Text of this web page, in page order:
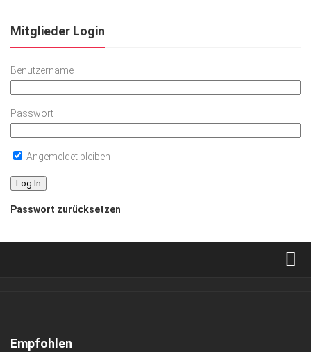
Mitglieder Login
Benutzername
Passwort
Angemeldet bleiben
Passwort zurücksetzen
Kontakt, Impressum
Empfohlen